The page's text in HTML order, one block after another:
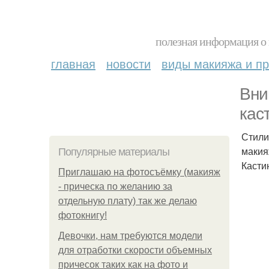
полезная информация
главная новости виды макияжа и
Популярные материалы
Приглашаю на фотосъёмку (макияж
- прическа по желанию за
отдельную плату) так же делаю
фотокнигу!
Девочки, нам требуются модели
для отработки скорости объемных
причесок таких как на фото и